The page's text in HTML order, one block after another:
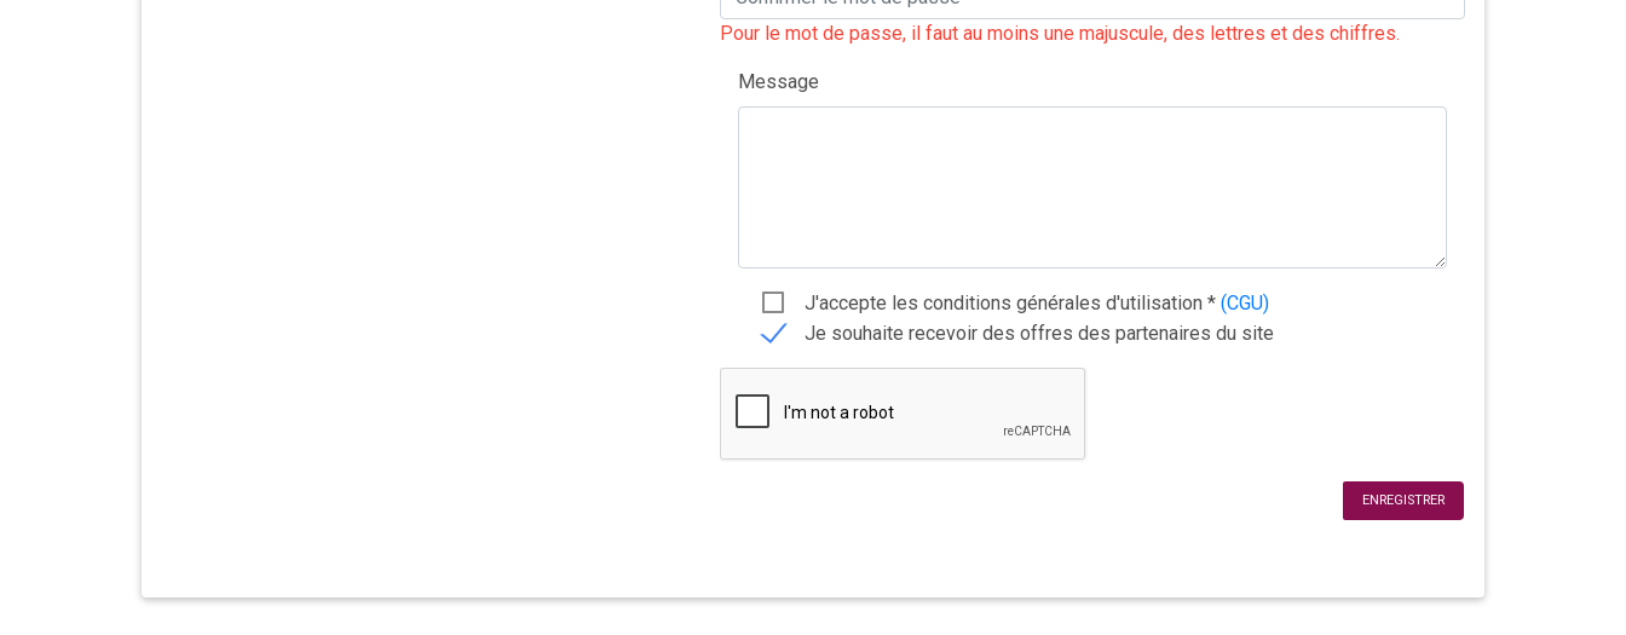
Pour le mot de passe, il faut au moins une majuscule, des lettres et des chiffres.
Message
J'accepte les conditions générales d'utilisation * (CGU)
Je souhaite recevoir des offres des partenaires du site
ENREGISTRER